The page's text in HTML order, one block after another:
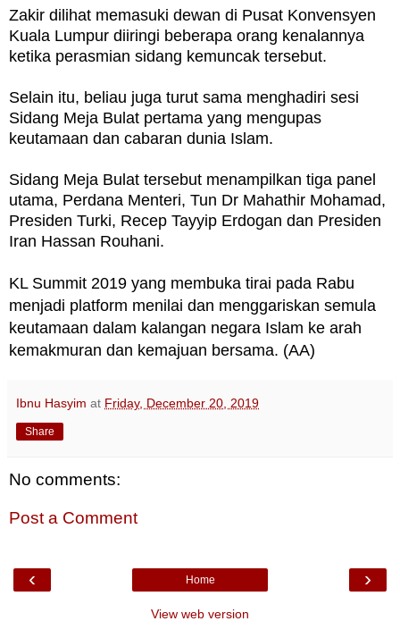
Zakir dilihat memasuki dewan di Pusat Konvensyen
Kuala Lumpur diiringi beberapa orang kenalannya
ketika perasmian sidang kemuncak tersebut.
Selain itu, beliau juga turut sama menghadiri sesi
Sidang Meja Bulat pertama yang mengupas
keutamaan dan cabaran dunia Islam.
Sidang Meja Bulat tersebut menampilkan tiga panel
utama, Perdana Menteri, Tun Dr Mahathir Mohamad,
Presiden Turki, Recep Tayyip Erdogan dan Presiden
Iran Hassan Rouhani.
KL Summit 2019 yang membuka tirai pada Rabu
menjadi platform menilai dan menggariskan semula
keutamaan dalam kalangan negara Islam ke arah
kemakmuran dan kemajuan bersama. (AA)
Ibnu Hasyim at Friday, December 20, 2019
Share
No comments:
Post a Comment
‹ ›
Home
View web version